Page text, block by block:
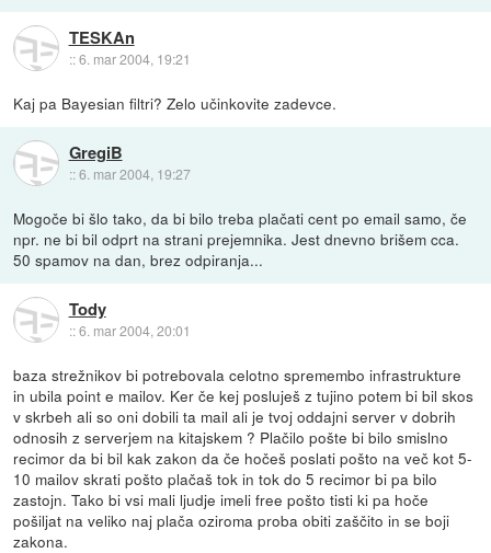
TESKAn
::6. mar 2004, 19:21
Kaj pa Bayesian filtri? Zelo učinkovite zadevce.
GregiB
::6. mar 2004, 19:27
Mogoče bi šlo tako, da bi bilo treba plačati cent po email samo, če
npr. ne bi bil odprt na strani prejemnika. Jest dnevno brišem cca.
50 spamov na dan, brez odpiranja...
Tody
::6. mar 2004, 20:01
baza strežnikov bi potrebovala celotno spremembo infrastrukture
in ubila point e mailov. Ker če kej posluješ z tujino potem bi bil skos
v skrbeh ali so oni dobili ta mail ali je tvoj oddajni server v dobrih
odnosih z serverjem na kitajskem ? Plačilo pošte bi bilo smislno
recimor da bi bil kak zakon da če hočeš poslati pošto na več kot 5-
10 mailov skrati pošto plačaš tok in tok do 5 recimor bi pa bilo
zastojn. Tako bi vsi mali ljudje imeli free pošto tisti ki pa hoče
pošiljat na veliko naj plača oziroma proba obiti zaščito in se boji
zakona.